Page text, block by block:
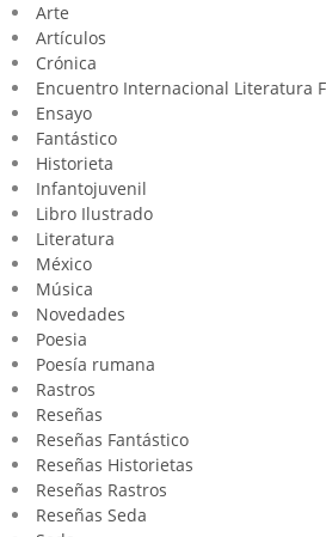
Arte
Artículos
Crónica
Encuentro Internacional Literatura
Ensayo
Fantástico
Historieta
Infantojuvenil
Libro Ilustrado
Literatura
México
Música
Novedades
Poesia
Poesía rumana
Rastros
Reseñas
Reseñas Fantástico
Reseñas Historietas
Reseñas Rastros
Reseñas Seda